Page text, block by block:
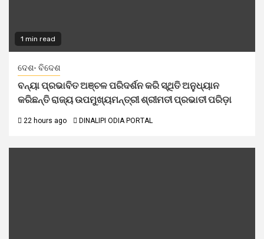
1 min read
ଦେଶ- ବିଦେଶ
ବନ୍ୟା ପ୍ରଭାବିତ ଅଞ୍ଚଳ ପରିଦର୍ଶନ କରି ସ୍ଥିତି ଅନୁଧ୍ୟାନ
କରିଛନ୍ତି ରାଜ୍ୟ ଉପମୁଖ୍ୟମନ୍ତ୍ରୀ ଶ୍ରୀମତୀ ପ୍ରଭାତୀ ପରିଡ଼ା
22 hours ago DINALIPI ODIA PORTAL